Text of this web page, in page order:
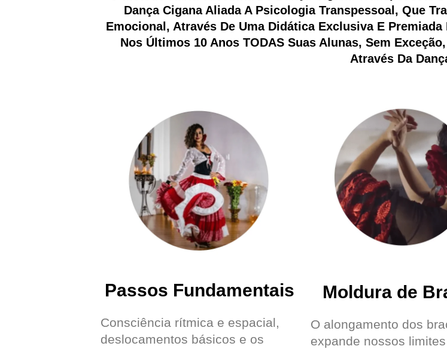
Dança Cigana Aliada A Psicologia Transpessoal, Que
Emocional, Através De Uma Didática Exclusiva E
Nos Últimos 10 Anos TODAS Suas Alunas, Sem
Através Da
Passos Fundamentais
Consciência rítmica e espacial,
deslocamentos básicos e os
Moldura de
O alongamento dos
expande nossos